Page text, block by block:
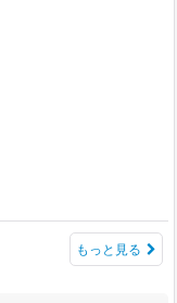
もっと見る